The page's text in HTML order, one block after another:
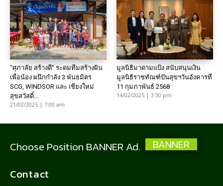
“ศุภาลัย สร้างดี” ระดมทีมสร้างฝัน
เพื่อน้อง ผนึกกำลัง 3 พันธมิตร
SCG, WINDSOR และ เชียงใหม่
สุขสวัสดิ์...
21/02/2025 | 7:00 am
มูลนิธิมาดามแป้ง สนับสนุนเงิน
มูลนิธิราชทัณฑ์ปันสุขฯวันอังคารที่
11 กุมภาพันธ์ 2568
14/02/2025 | 3:30 pm
Choose Position BANNER Ad. BANNER
Contact